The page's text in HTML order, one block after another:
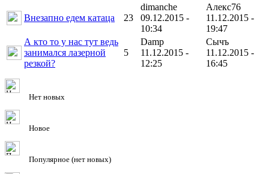
Внезапно едем катаца 23
dimanche
09.12.2015 -
10:34
Алекс76
11.12.2015 -
19:47
А кто то у нас тут ведь
занимался лазерной
резкой?
5
Damp
11.12.2015 -
12:25
Сычъ
11.12.2015 -
16:45
Нет новых
Новое
Популярное (нет новых)